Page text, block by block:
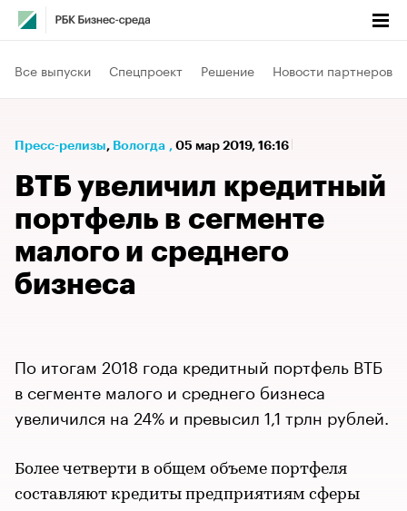
Все выпуски Спецпроект Решение Новости партнеров
Пресс-релизы⁠, Вологда , 05 мар 2019, 16:16
ВТБ увеличил кредитный
портфель в сегменте
малого и среднего
бизнеса
По итогам 2018 года кредитный портфель ВТБ
в сегменте малого и среднего бизнеса
увеличился на 24% и превысил 1,1 трлн рублей.
Более четверти в общем объеме портфеля
составляют кредиты предприятиям сферы